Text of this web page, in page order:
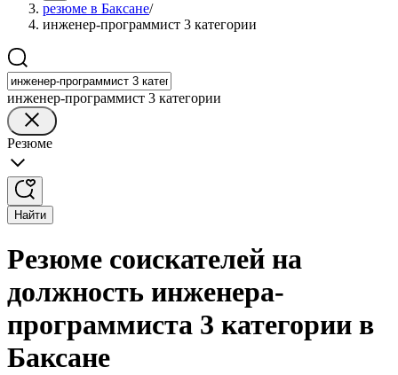
резюме в Баксане/
инженер-программист 3 категории
инженер-программист 3 категории
Резюме
Найти
Резюме соискателей на
должность инженера-
программиста 3 категории в
Баксане